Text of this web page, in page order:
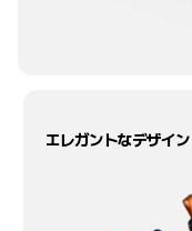
エレガントなデザイン